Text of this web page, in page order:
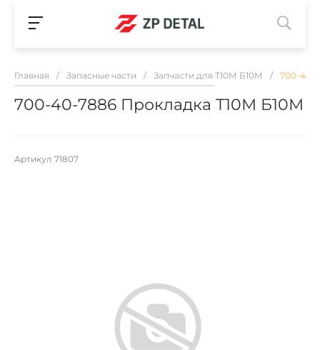
Главная / Запасные части / Запчасти для Т10М Б10М / 700-40-
700-40-7886 Прокладка Т10М Б10М
Артикул 71807